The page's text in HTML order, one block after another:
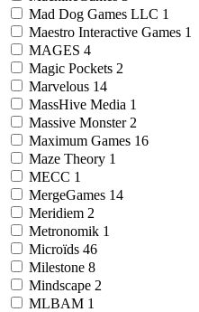
Mad Dog Games LLC 1
Maestro Interactive Games 1
MAGES 4
Magic Pockets 2
Marvelous 14
MassHive Media 1
Massive Monster 2
Maximum Games 16
Maze Theory 1
MECC 1
MergeGames 14
Meridiem 2
Metronomik 1
Microïds 46
Milestone 8
Mindscape 2
MLBAM 1